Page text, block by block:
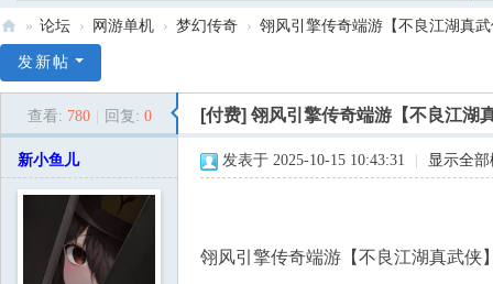
1
» 论坛 › 网游单机 › 梦幻传奇 › 翎风引擎传奇端游【不良江湖真
发新帖
查看: 780 回复: 0 [付费] 翎风引擎传奇端游【不良江湖
新小鱼儿 发表于 2025-10-15 10:43:31 显示全
翎风引擎传奇端游【不良江湖真武侠